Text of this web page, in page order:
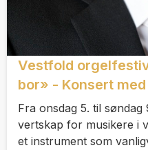
Vestfold
bor» - Konsert
Fra onsdag 5. til
vertskap for musikere i
et instrument som